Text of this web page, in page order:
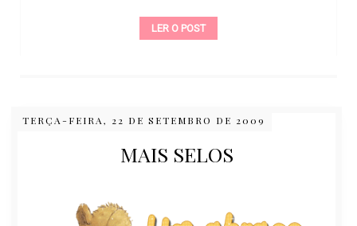
LER O POST
TERÇA-FEIRA, 22 DE SETEMBRO DE 2009
MAIS SELOS